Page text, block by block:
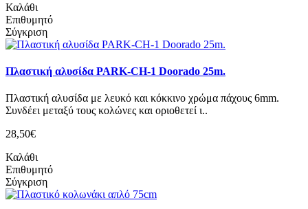
Καλάθι
Επιθυμητό
Σύγκριση
Πλαστική αλυσίδα PARK-CH-1 Doorado 25m.
Πλαστική αλυσίδα με λευκό και κόκκινο χρώμα πάχους 6mm.
Συνδέει μεταξύ τους κολώνες και οριοθετεί ι..
28,50€
Καλάθι
Επιθυμητό
Σύγκριση